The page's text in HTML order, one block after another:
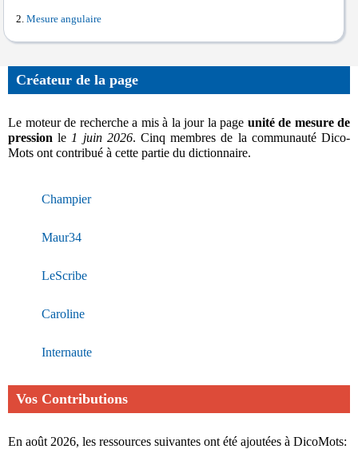
Mesure angulaire
Créateur de la page
Le moteur de recherche a mis à la jour la page unité de mesure de
pression le 1 juin 2026. Cinq membres de la communauté Dico-
Mots ont contribué à cette partie du dictionnaire.
Champier
Maur34
LeScribe
Caroline
Internaute
Vos Contributions
En août 2026, les ressources suivantes ont été ajoutées à DicoMots: